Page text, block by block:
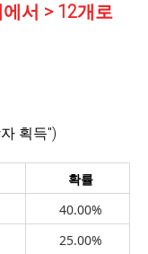
서 > 12개로
획득")
확률
40.00%
25.00%